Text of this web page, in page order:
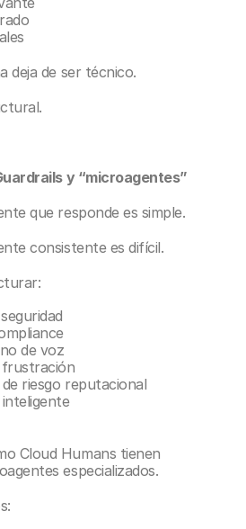
deja de ser técnico.
y “microagentes”
que responde es simple.
consistente es difícil.
de voz
frustración
riesgo reputacional
Cloud Humans tienen
especializados.